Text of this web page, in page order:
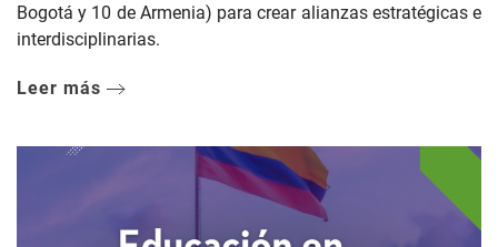
Bogotá y 10 de Armenia) para crear alianzas estratégicas e
interdisciplinarias.
Leer más